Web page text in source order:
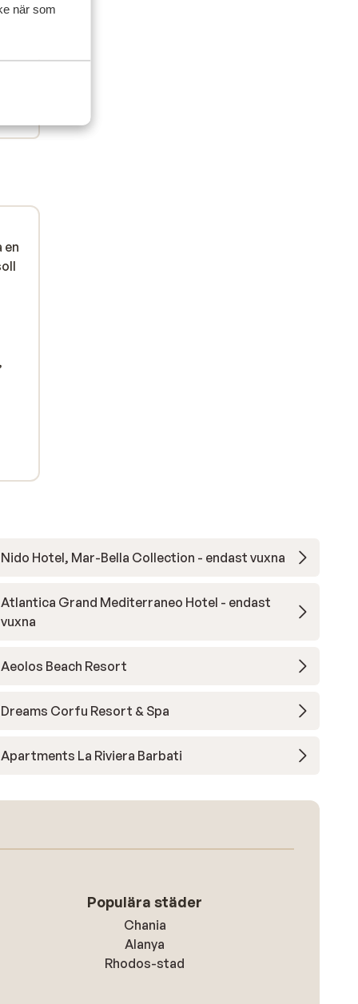
när som
te
en
Nido Hotel, Mar-Bella Collection - endast vuxna
Atlantica Grand Mediterraneo Hotel - endast
vuxna
Aeolos Beach Resort
Dreams Corfu Resort & Spa
Apartments La Riviera Barbati
Populära städer
Chania
Alanya
Rhodos-stad